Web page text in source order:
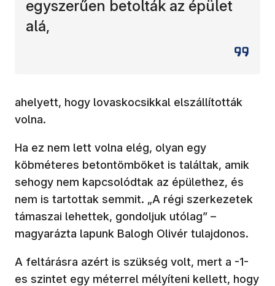
egyszerűen betolták az épület
alá,
ahelyett, hogy lovaskocsikkal elszállították
volna.
Ha ez nem lett volna elég, olyan egy
köbméteres betontömböket is találtak, amik
sehogy nem kapcsolódtak az épülethez, és
nem is tartottak semmit. „A régi szerkezetek
támaszai lehettek, gondoljuk utólag” –
magyarázta lapunk Balogh Olivér tulajdonos.
A feltárásra azért is szükség volt, mert a -1-
es szintet egy méterrel mélyíteni kellett, hogy